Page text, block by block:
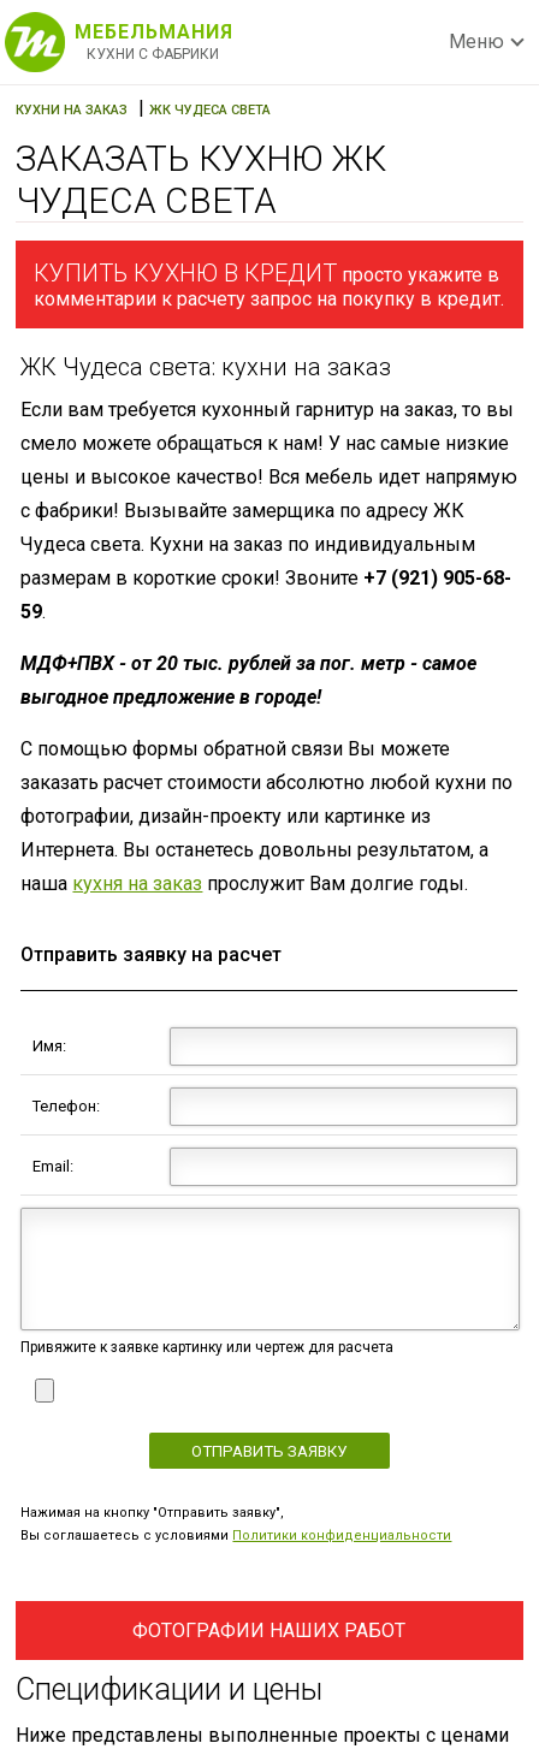
МЕБЕЛЬМАНИЯ
КУХНИ С ФАБРИКИ
Меню
КУХНИ НА ЗАКАЗ |ЖК ЧУДЕСА СВЕТА
ЗАКАЗАТЬ КУХНЮ ЖК
ЧУДЕСА СВЕТА
КУПИТЬ КУХНЮ В КРЕДИТ просто укажите в
комментарии к расчету запрос на покупку в кредит.
ЖК Чудеса света: кухни на заказ
Если вам требуется кухонный гарнитур на заказ, то вы
смело можете обращаться к нам! У нас самые низкие
цены и высокое качество! Вся мебель идет напрямую
с фабрики! Вызывайте замерщика по адресу ЖК
Чудеса света. Кухни на заказ по индивидуальным
размерам в короткие сроки! Звоните +7 (921) 905-68-
59.
МДФ+ПВХ - от 20 тыс. рублей за пог. метр - самое
выгодное предложение в городе!
С помощью формы обратной связи Вы можете
заказать расчет стоимости абсолютно любой кухни по
фотографии, дизайн-проекту или картинке из
Интернета. Вы останетесь довольны результатом, а
наша кухня на заказ прослужит Вам долгие годы.
Отправить заявку на расчет
Имя:
Телефон:
Email:
Привяжите к заявке картинку или чертеж для расчета
Нажимая на кнопку "Отправить заявку",
Вы соглашаетесь с условиями Политики конфиденциальности
ФОТОГРАФИИ НАШИХ РАБОТ
Спецификации и цены
Ниже представлены выполненные проекты с ценами